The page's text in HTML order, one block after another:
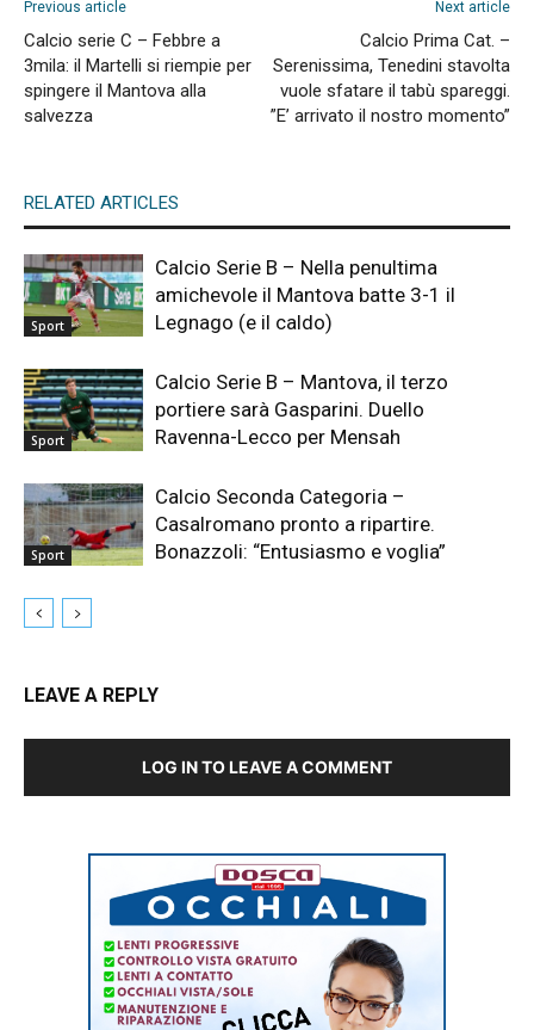
Previous article
Calcio serie C – Febbre a
3mila: il Martelli si riempie per
spingere il Mantova alla
salvezza
Next article
Calcio Prima Cat. –
Serenissima, Tenedini stavolta
vuole sfatare il tabù spareggi.
”E’ arrivato il nostro momento”
RELATED ARTICLES
Sport
Calcio Serie B – Nella penultima
amichevole il Mantova batte 3-1 il
Legnago (e il caldo)
Sport
Calcio Serie B – Mantova, il terzo
portiere sarà Gasparini. Duello
Ravenna-Lecco per Mensah
Sport
Calcio Seconda Categoria –
Casalromano pronto a ripartire.
Bonazzoli: “Entusiasmo e voglia”
LEAVE A REPLY
LOG IN TO LEAVE A COMMENT